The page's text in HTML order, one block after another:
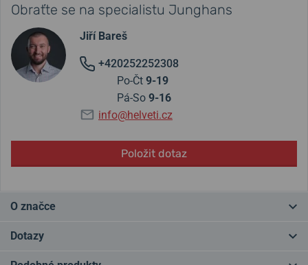
Obraťte se na specialistu Junghans
Jiří Bareš
+420252252308
Po-Čt 9-19
Pá-So 9-16
info@helveti.cz
Položit dotaz
O značce
pocházejí z německého Schrambergu a patří k nejúspěšnějším
německým značkám. Známé jsou řady Junghans
Dotazy